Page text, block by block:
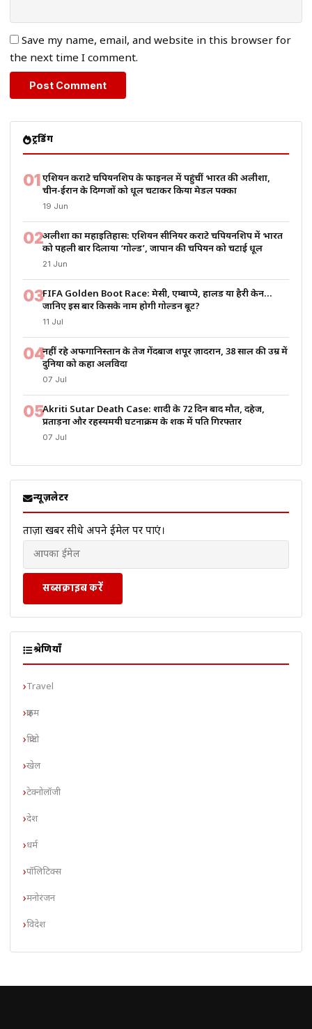
Save my name, email, and website in this browser for
the next time I comment.
ट्रेंडिंग
01एशियन कराटे चैंपियनशिप के फाइनल में पहुंचीं भारत की अलीशा,
चीन-ईरान के दिग्गजों को धूल चटाकर किया मेडल पक्का
19 Jun
02अलीशा का महाइतिहास: एशियन सीनियर कराटे चैंपियनशिप में भारत
को पहली बार दिलाया ‘गोल्ड’, जापान की चैंपियन को चटाई धूल
21 Jun
03FIFA Golden Boot Race: मेसी, एम्बाप्पे, हालैंड या हैरी केन…
जानिए इस बार किसके नाम होगी गोल्डन बूट?
11 Jul
04नहीं रहे अफगानिस्तान के तेज गेंदबाज शपूर ज़ादरान, 38 साल की उम्र में
दुनिया को कहा अलविदा
07 Jul
05Akriti Sutar Death Case: शादी के 72 दिन बाद मौत, दहेज,
प्रताड़ना और रहस्यमयी घटनाक्रम के शक में पति गिरफ्तार
07 Jul
न्यूज़लेटर
ताज़ा खबरें सीधे अपने ईमेल पर पाएं।
सब्सक्राइब करें
श्रेणियाँ
Travel
क्राइम
क्रिप्टो
खेल
टेक्नोलॉजी
देश
धर्म
पॉलिटिक्स
मनोरंजन
विदेश